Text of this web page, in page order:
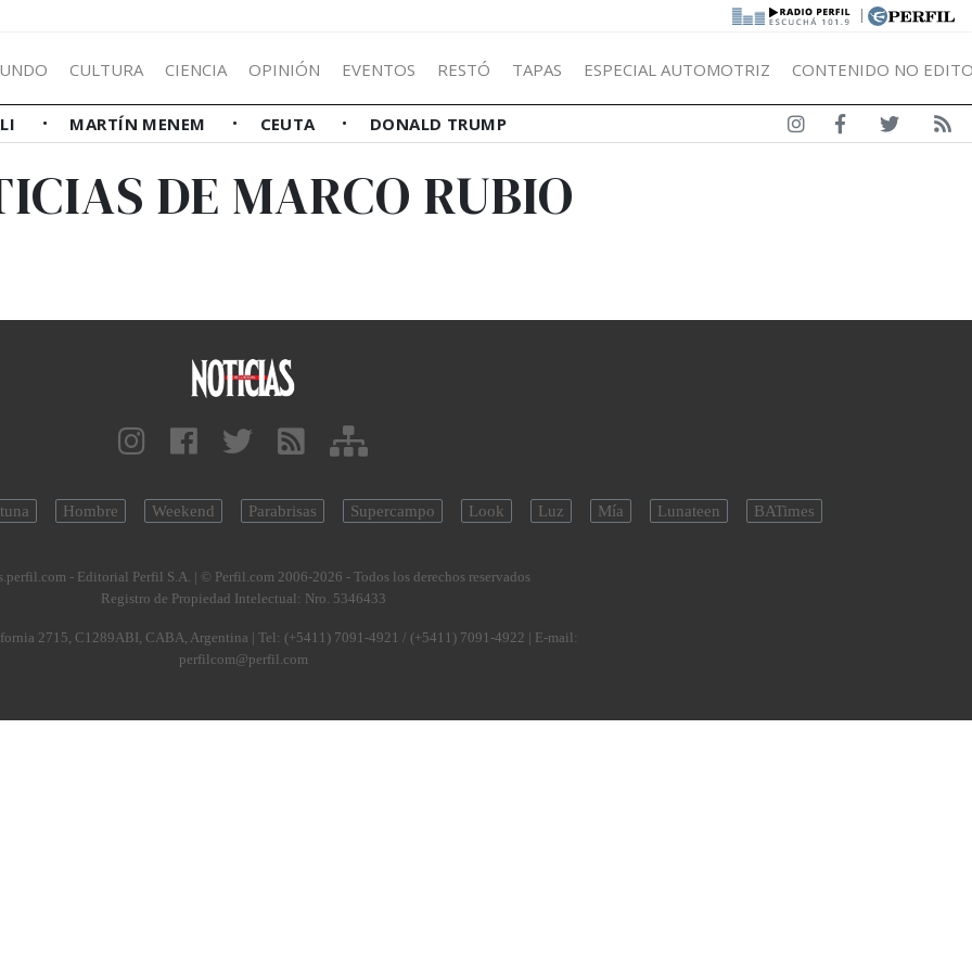
|
CULTURA CIENCIA OPINIÓN EVENTOS RESTÓ TAPAS ESPECIAL AUTOMOTRIZ CONTENIDO NO
MARTÍN MENEM CEUTA DONALD TRUMP
DE MARCO RUBIO
Hombre Weekend Parabrisas Supercampo Look Luz Mía Lunateen BATimes
- Editorial Perfil S.A. | © Perfil.com 2006-2026 - Todos los derechos reservados
Registro de Propiedad Intelectual: Nro. 5346433
2715, C1289ABI, CABA, Argentina | Tel: (+5411) 7091-4921 / (+5411) 7091-4922 | E-mail:
perfilcom@perfil.com